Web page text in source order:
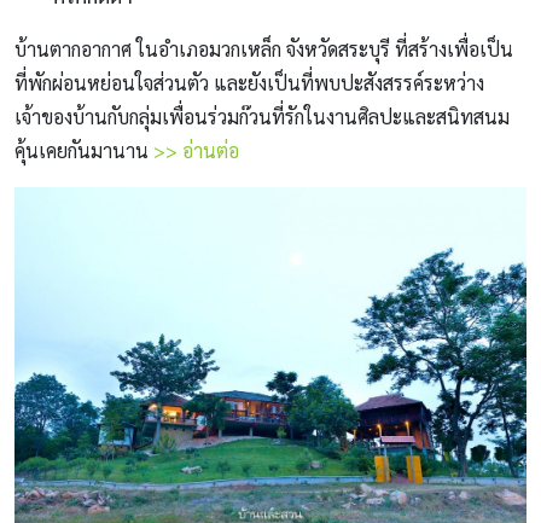
บ้านตากอากาศ ในอำเภอมวกเหล็ก จังหวัดสระบุรี ที่สร้างเพื่อเป็น
ที่พักผ่อนหย่อนใจส่วนตัว และยังเป็นที่พบปะสังสรรค์ระหว่าง
เจ้าของบ้านกับกลุ่มเพื่อนร่วมก๊วนที่รักในงานศิลปะและสนิทสนม
คุ้นเคยกันมานาน >> อ่านต่อ